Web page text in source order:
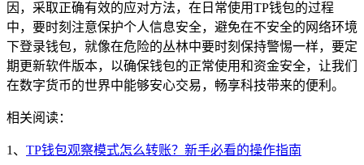
因，采取正确有效的应对方法，在日常使用TP钱包的过程
中，要时刻注意保护个人信息安全，避免在不安全的网络环境
下登录钱包，就像在危险的丛林中要时刻保持警惕一样，要定
期更新软件版本，以确保钱包的正常使用和资金安全，让我们
在数字货币的世界中能够安心交易，畅享科技带来的便利。
相关阅读：
1、 TP钱包观察模式怎么转账？新手必看的操作指南